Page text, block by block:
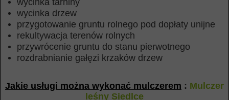
wycinka tarniny
wycinka drzew
przygotowanie gruntu rolnego pod dopłaty unijne
rekultywacja terenów rolnych
przywrócenie gruntu do stanu pierwotnego
rozdrabnianie gałęzi krzaków drzew
Jakie usługi można wykonać mulczerem : Mulczer
leśny Siedlce